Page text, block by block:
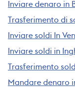
Inviare denaro in
Trasferimento di
Inviare soldi In
Inviare soldi in
Trasferimento
Mandare denaro